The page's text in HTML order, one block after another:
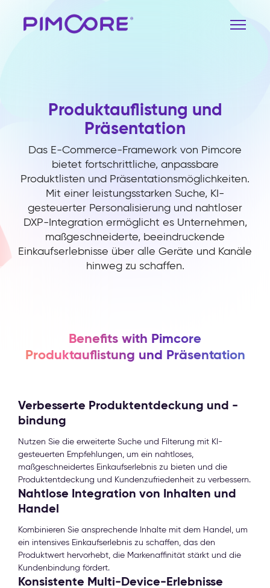
Produktauflistung und
Präsentation
Das E-Commerce-Framework von Pimcore
bietet fortschrittliche, anpassbare
Produktlisten und Präsentationsmöglichkeiten.
Mit einer leistungsstarken Suche, KI-
gesteuerter Personalisierung und nahtloser
DXP-Integration ermöglicht es Unternehmen,
maßgeschneiderte, beeindruckende
Einkaufserlebnisse über alle Geräte und Kanäle
hinweg zu schaffen.
Benefits with Pimcore
Produktauflistung und Präsentation
Verbesserte Produktentdeckung und -
bindung
Nutzen Sie die erweiterte Suche und Filterung mit KI-
gesteuerten Empfehlungen, um ein nahtloses,
maßgeschneidertes Einkaufserlebnis zu bieten und die
Produktentdeckung und Kundenzufriedenheit zu verbessern.
Nahtlose Integration von Inhalten und
Handel
Kombinieren Sie ansprechende Inhalte mit dem Handel, um
ein intensives Einkaufserlebnis zu schaffen, das den
Produktwert hervorhebt, die Markenaffinität stärkt und die
Kundenbindung fördert.
Konsistente Multi-Device-Erlebnisse